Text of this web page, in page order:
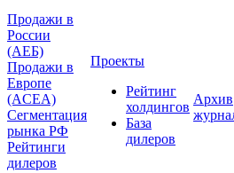
Продажи в
России
(АЕБ)
Продажи в
Европе
(ACEA)
Сегментация
рынка РФ
Рейтинги
дилеров
Проекты
Рейтинг
холдингов
База
дилеров
Архив